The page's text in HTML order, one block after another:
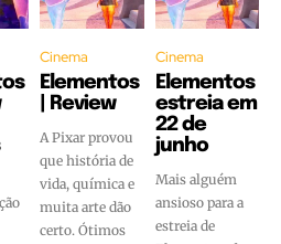
Cinema
Elementos
| Review
A Pixar provou
que história de
vida, química e
muita arte dão
certo. Ótimos
Cinema
Elementos
estreia em
22 de
junho
Mais alguém
ansioso para a
estreia de